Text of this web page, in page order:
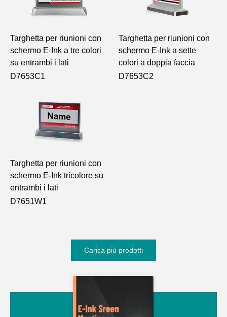
Targhetta per riunioni con
schermo E-Ink a tre colori
su entrambi i lati
D7653C1
Targhetta per riunioni con
schermo E-Ink a sette
colori a doppia faccia
D7653C2
Targhetta per riunioni con
schermo E-Ink tricolore su
entrambi i lati
D7651W1
Carica più prodotti